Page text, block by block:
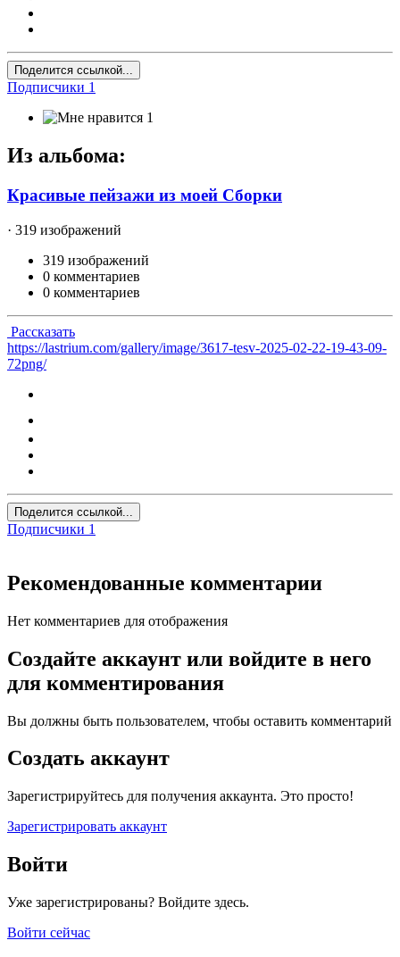
Поделится ссылкой...
Подписчики 1
1
Из альбома:
Красивые пейзажи из моей Сборки
· 319 изображений
319 изображений
0 комментариев
0 комментариев
Рассказать
https://lastrium.com/gallery/image/3617-tesv-2025-02-22-19-43-09-
72png/
Поделится ссылкой...
Подписчики 1
Рекомендованные комментарии
Нет комментариев для отображения
Создайте аккаунт или войдите в него
для комментирования
Вы должны быть пользователем, чтобы оставить комментарий
Создать аккаунт
Зарегистрируйтесь для получения аккаунта. Это просто!
Зарегистрировать аккаунт
Войти
Уже зарегистрированы? Войдите здесь.
Войти сейчас